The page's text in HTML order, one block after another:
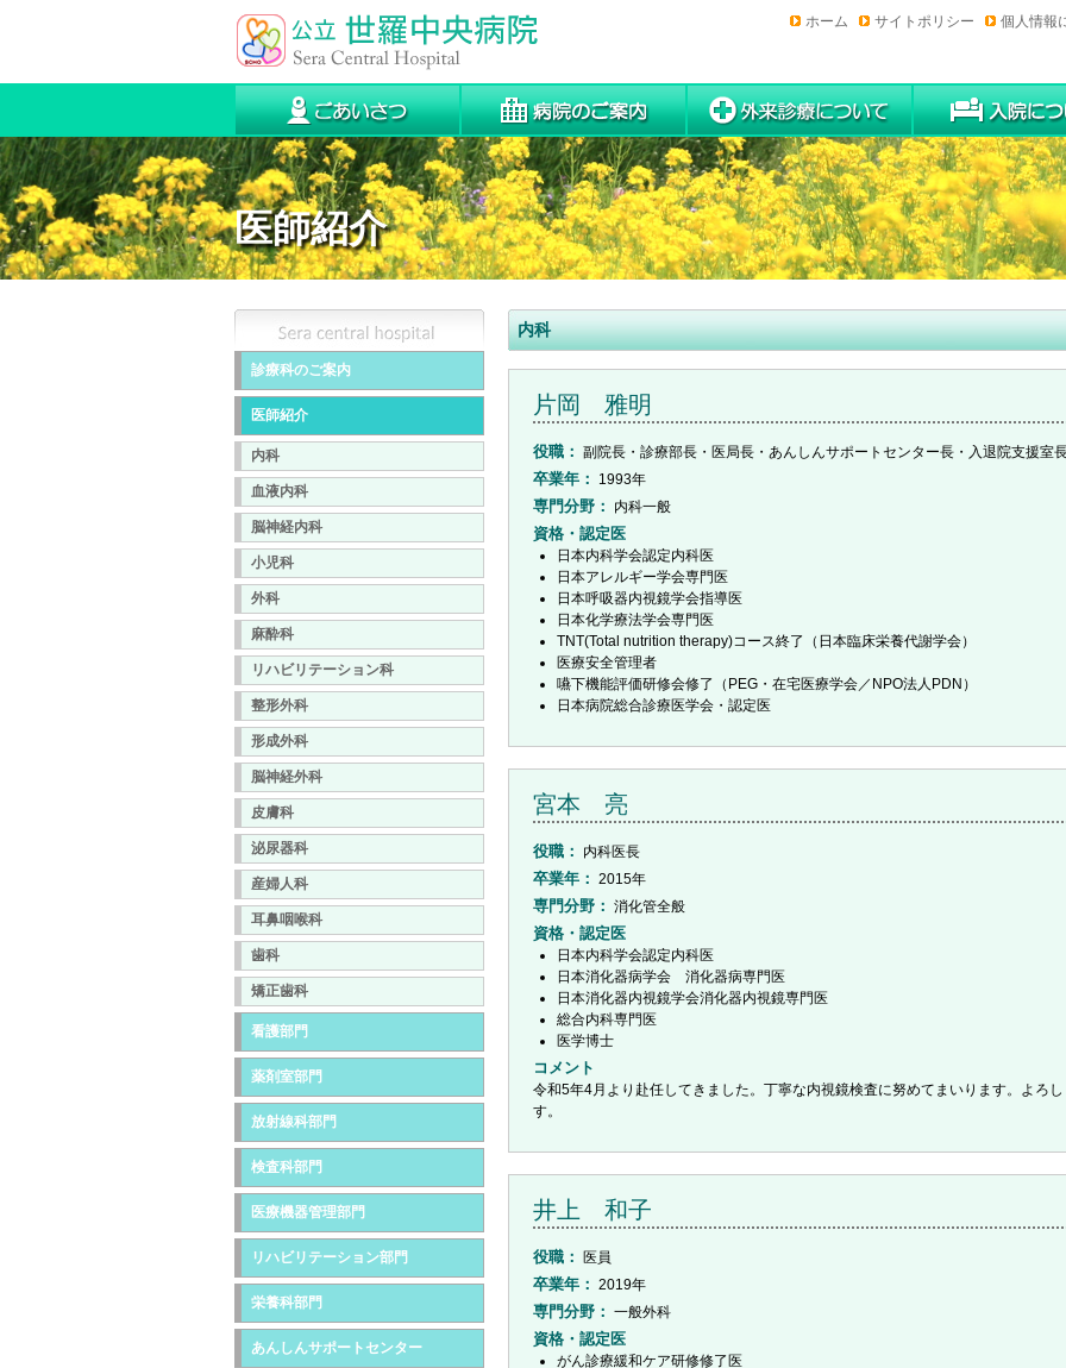
ホーム サイトポリシー 個人情報
医師紹介
診療科のご案内
医師紹介
内科
血液内科
脳神経内科
小児科
外科
麻酔科
リハビリテーション科
整形外科
形成外科
脳神経外科
皮膚科
泌尿器科
産婦人科
耳鼻咽喉科
歯科
矯正歯科
看護部門
薬剤室部門
放射線科部門
検査科部門
医療機器管理部門
リハビリテーション部門
栄養科部門
あんしんサポートセンター
内科
片岡 雅明
役職 副院長・診療部長・医局長・あんしんサポートセンター長・入退院支援室
卒業年 1993年
専門分野 内科一般
資格・認定医
日本内科学会認定内科医
日本アレルギー学会専門医
日本呼吸器内視鏡学会指導医
日本化学療法学会専門医
TNT(Total nutrition therapy)コース終了（日本臨床栄養代謝学会）
医療安全管理者
嚥下機能評価研修会修了（PEG・在宅医療学会／NPO法人PDN）
日本病院総合診療医学会・認定医
宮本 亮
役職 内科医長
卒業年 2015年
専門分野 消化管全般
資格・認定医
日本内科学会認定内科医
日本消化器病学会 消化器病専門医
日本消化器内視鏡学会消化器内視鏡専門医
総合内科専門医
医学博士
コメント
令和5年4月より赴任してきました。丁寧な内視鏡検査に努めてまいります。よろし
す。
井上 和子
役職 医員
卒業年 2019年
専門分野 一般外科
資格・認定医
がん診療緩和ケア研修修了医